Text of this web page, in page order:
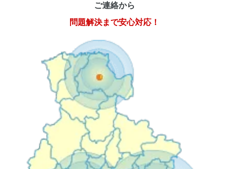
ご連絡から
問題解決まで安心対応！